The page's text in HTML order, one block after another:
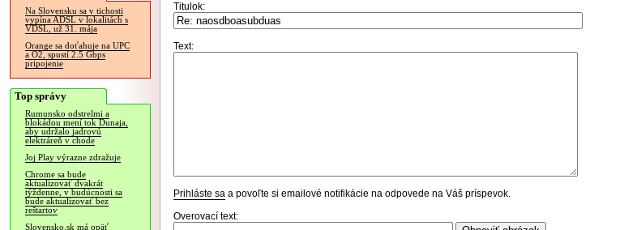
Na Slovensku sa v tichosti
vypína ADSL v lokalitách s
VDSL, už 31. mája
Orange sa doťahuje na UPC
a O2, spustí 2.5 Gbps
pripojenie
Top správy
Rumunsko odstrelmi a
blokádou mení tok Dunaja,
aby udržalo jadrovú
elektráreň v chode
Joj Play výrazne zdražuje
Chrome sa bude
aktualizovať dvakrát
týždenne, v budúcnosti sa
bude aktualizovať bez
reštartov
Slovensko.sk má opäť
Titulok:
Text:
Prihláste sa a povoľte si emailové notifikácie na odpovede na Váš príspevok.
Overovací text: